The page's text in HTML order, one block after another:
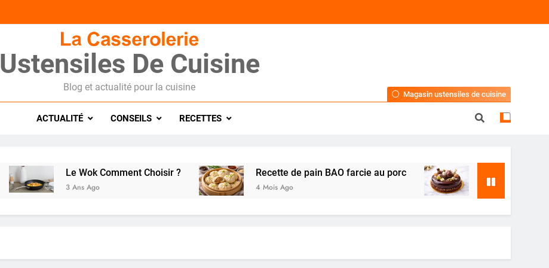
Ustensiles De Cuisine
Blog et actualité pour la cuisine
ACTUALITÉ CONSEILS RECETTES
Magasin ustensiles de cuisine
Le Wok Comment Choisir ?
3 Ans Ago
Recette de pain BAO farcie au porc
4 Mois Ago 4 Mois Ago